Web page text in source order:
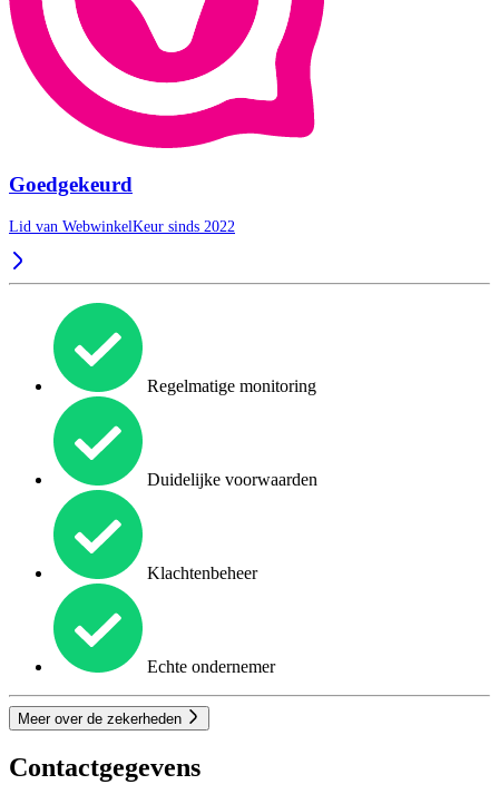
Goedgekeurd
Lid van WebwinkelKeur sinds 2022
Regelmatige monitoring
Duidelijke voorwaarden
Klachtenbeheer
Echte ondernemer
Meer over de zekerheden
Contactgegevens